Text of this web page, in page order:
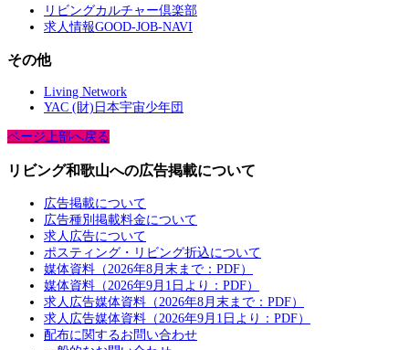
リビングカルチャー倶楽部
求人情報GOOD-JOB-NAVI
その他
Living Network
YAC (財)日本宇宙少年団
ページ上部へ戻る
リビング和歌山への広告掲載について
広告掲載について
広告種別掲載料金について
求人広告について
ポスティング・リビング折込について
媒体資料（2026年8月末まで：PDF）
媒体資料（2026年9月1日より：PDF）
求人広告媒体資料（2026年8月末まで：PDF）
求人広告媒体資料（2026年9月1日より：PDF）
配布に関するお問い合わせ